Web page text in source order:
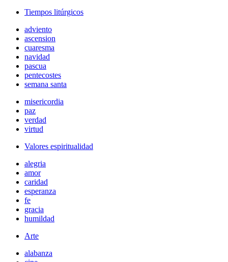
Tiempos litúrgicos
adviento
ascension
cuaresma
navidad
pascua
pentecostes
semana santa
misericordia
paz
verdad
virtud
Valores espiritualidad
alegria
amor
caridad
esperanza
fe
gracia
humildad
Arte
alabanza